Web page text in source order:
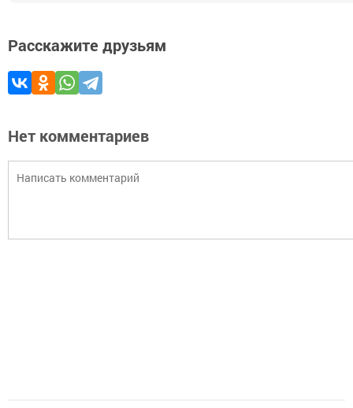
Расскажите друзьям
Нет комментариев